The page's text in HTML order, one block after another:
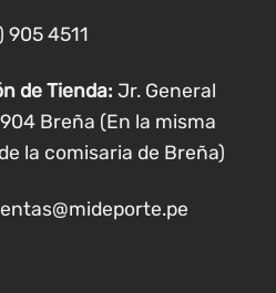
905 4511
de Tienda: Jr. General
Breña (En la misma
la comisaria de Breña)